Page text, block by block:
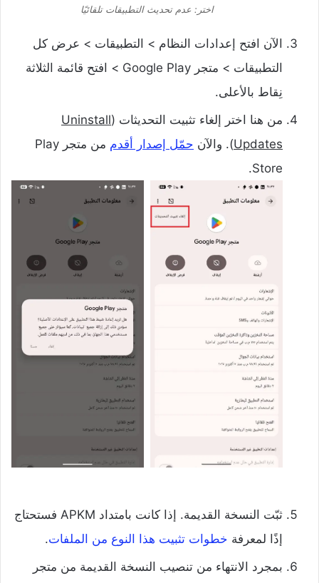
اختر: عدم تحديث التطبيقات تلقائيًا
الآن افتح إعدادات النظام > التطبيقات > عرض كل
التطبيقات > متجر Google Play > افتح قائمة الثلاثة
نِقاط بالأعلى.
من هنا اختر إلغاء تثبيت التحديثات (Uninstall
Updates). والآن حمّل إصدار أقدم
من متجر Play
Store.
ثبّت النسخة القديمة. إذا كانت بامتداد APKM فستحتاج
إذًا لمعرفة خطوات تثبيت هذا النوع من الملفات.
بمجرد الانتهاء من تنصيب النسخة القديمة من متجر